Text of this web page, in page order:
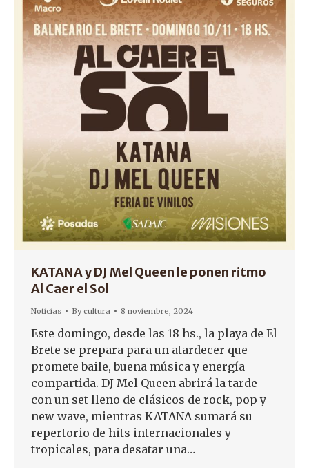
KATANA y DJ Mel Queen le ponen ritmo
Al Caer el Sol
Noticias Bycultura 8 noviembre, 2024
Este domingo, desde las 18 hs., la playa de El
Brete se prepara para un atardecer que
promete baile, buena música y energía
compartida. DJ Mel Queen abrirá la tarde
con un set lleno de clásicos de rock, pop y
new wave, mientras KATANA sumará su
repertorio de hits internacionales y
tropicales, para desatar una…